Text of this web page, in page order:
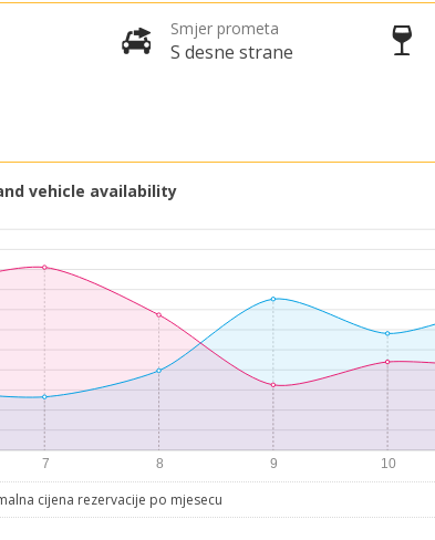
Smjer prometa
S desne strane
vehicle availability
cijena rezervacije po mjesecu